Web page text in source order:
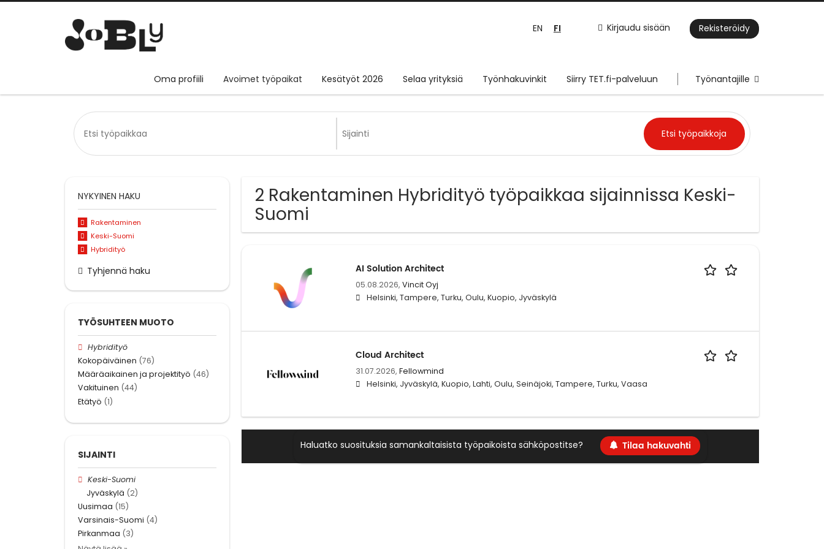
Kirjaudu sisään Rekisteröidy
EN FI
Oma profiili Avoimet työpaikat Kesätyöt 2026 Selaa yrityksiä Työnhakuvinkit Siirry TET.fi-palveluun Työnantajille
2 Rakentaminen Hybridityö työpaikkaa sijainnissa Keski-
Suomi
AI Solution Architect
05.08.2026, Vincit Oyj
Helsinki, Tampere, Turku, Oulu, Kuopio, Jyväskylä
Cloud Architect
31.07.2026, Fellowmind
Helsinki, Jyväskylä, Kuopio, Lahti, Oulu, Seinäjoki, Tampere, Turku, Vaasa
Haluatko suosituksia samankaltaisista työpaikoista sähköpostitse? Tilaa hakuvahti
NYKYINEN HAKU
Rakentaminen
Keski-Suomi
Hybridityö
Tyhjennä haku
TYÖSUHTEEN MUOTO
Hybridityö
Kokopäiväinen (76)
Määräaikainen ja projektityö (46)
Vakituinen (44)
Etätyö (1)
SIJAINTI
Keski-Suomi
Jyväskylä (2)
Uusimaa (15)
Varsinais-Suomi (4)
Pirkanmaa (3)